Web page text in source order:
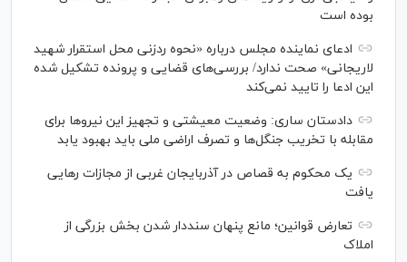
بوده است
ادعای نماینده مجلس درباره «نحوه ردزنی محل استقرار شهید
لاریجانی» صحت ندارد/ بررسی‌های قضایی و پرونده تشکیل شده
این ادعا را تایید نمی‌کند
دادستان ساری: وضعیت معیشتی و تجهیز این نیرو‌ها برای
مقابله با تخریب جنگل‌ها و تصرف اراضی ملی باید بهبود یابد
یک محکوم به قصاص در آذربایجان‌ غربی از مجازات رهایی
یافت
تعارض قوانین؛ مانع پنهان سنددار شدن بخش بزرگی از
املاک